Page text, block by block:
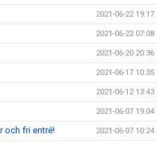
2021-06-22 19:17
2021-06-22 07:08
2021-06-20 20:36
2021-06-17 10:35
2021-06-12 13:43
2021-06-07 19:04
och fri entré! 2021-06-07 10:24